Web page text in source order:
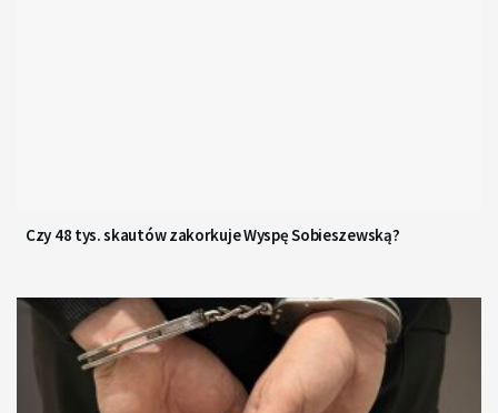
Czy 48 tys. skautów zakorkuje Wyspę Sobieszewską?